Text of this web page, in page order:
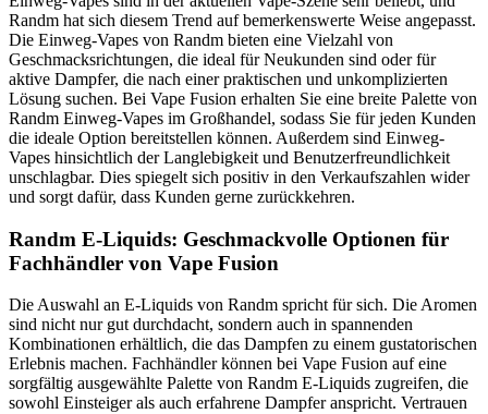
Randm hat sich diesem Trend auf bemerkenswerte Weise angepasst.
Die Einweg-Vapes von Randm bieten eine Vielzahl von
Geschmacksrichtungen, die ideal für Neukunden sind oder für
aktive Dampfer, die nach einer praktischen und unkomplizierten
Lösung suchen. Bei Vape Fusion erhalten Sie eine breite Palette von
Randm Einweg-Vapes im Großhandel, sodass Sie für jeden Kunden
die ideale Option bereitstellen können. Außerdem sind Einweg-
Vapes hinsichtlich der Langlebigkeit und Benutzerfreundlichkeit
unschlagbar. Dies spiegelt sich positiv in den Verkaufszahlen wider
und sorgt dafür, dass Kunden gerne zurückkehren.
Randm E-Liquids: Geschmackvolle Optionen für
Fachhändler von Vape Fusion
Die Auswahl an E-Liquids von Randm spricht für sich. Die Aromen
sind nicht nur gut durchdacht, sondern auch in spannenden
Kombinationen erhältlich, die das Dampfen zu einem gustatorischen
Erlebnis machen. Fachhändler können bei Vape Fusion auf eine
sorgfältig ausgewählte Palette von Randm E-Liquids zugreifen, die
sowohl Einsteiger als auch erfahrene Dampfer anspricht. Vertrauen